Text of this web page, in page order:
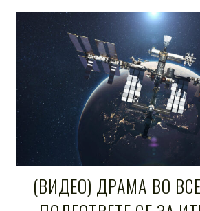
(ВИДЕО) ДРАМА ВО